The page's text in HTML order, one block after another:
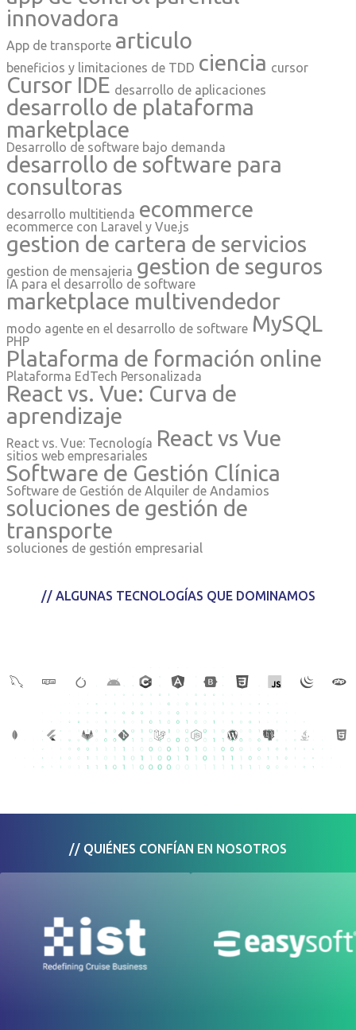
innovadora
App de transporte articulo
beneficios y limitaciones de TDD ciencia cursor
Cursor IDE desarrollo de aplicaciones
desarrollo de plataforma
marketplace
Desarrollo de software bajo demanda
desarrollo de software para
consultoras
desarrollo multitienda ecommerce
ecommerce con Laravel y Vue.js
gestion de cartera de servicios
gestion de mensajeria gestion de seguros
IA para el desarrollo de software
marketplace multivendedor
modo agente en el desarrollo de software MySQL
PHP
Plataforma de formación online
Plataforma EdTech Personalizada
React vs. Vue: Curva de
aprendizaje
React vs. Vue: Tecnología React vs Vue
sitios web empresariales
Software de Gestión Clínica
Software de Gestión de Alquiler de Andamios
soluciones de gestión de
transporte
soluciones de gestión empresarial
// ALGUNAS TECNOLOGÍAS QUE DOMINAMOS
// QUIÉNES CONFÍAN EN NOSOTROS